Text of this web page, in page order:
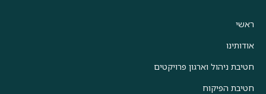
ראשי
אודותינו
חטיבת ניהול וארגון פרויקטים
חטיבת הפיקוח